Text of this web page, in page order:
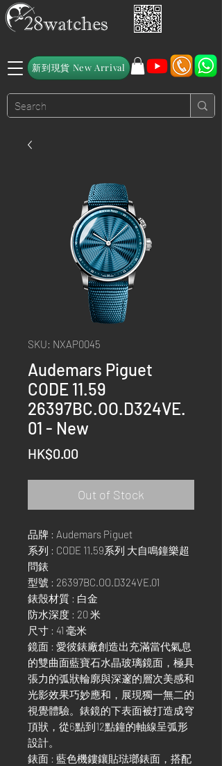
新到現貨 New Arrival
SKU: NXAP0045
Audemars Piguet
CODE 11.59
26397BC.OO.D324VE.
01 - New
HK$0.00
Out of Stock
品牌 : Audemars Piguet
系列 : CODE 11.59系列 大自鳴鐘樂超
問錶
型號 : 26397BC.OO.D324VE.01
錶殼材質 : 白金
防水深度 : 20 米
尺寸 : 41 毫米
鏡面 : 愛彼錶廠創造出充滿當代氣息
的雙曲面藍寶石水晶玻璃鏡面，極具
張力的弧狀輪廓與深邃的層次美感和
光影效果巧妙應和，展現獨一無二的
視覺體驗。錶鏡的下表面被打造成穹
頂狀，從6點到12點鐘的軸線呈弧形
設計。
錶面 : 藍色機鏤鑲貼琺瑯錶面，搭配